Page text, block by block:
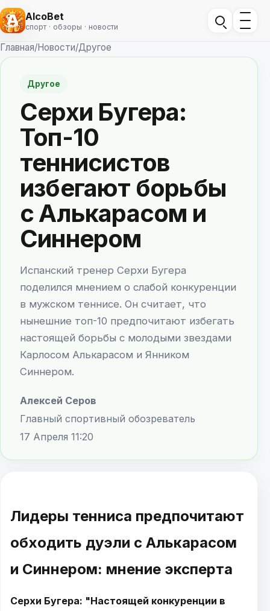
AlcoBet
спорт · обзоры · новости
Главная/Новости/Другое
Другое
Серхи Бугера:
Топ-10
теннисистов
избегают борьбы
с Алькарасом и
Синнером
Испанский тренер Серхи Бугера
поделился мнением о слабой конкуренции
в мужском теннисе. Он считает, что
нынешние топ-10 предпочитают избегать
настоящей борьбы с молодыми звездами
Карлосом Алькарасом и Янником
Синнером.
Алексей Серов
Главный спортивный обозреватель
17 Апреля 11:20
Лидеры тенниса предпочитают
обходить дуэли с Алькарасом
и Синнером: мнение эксперта
Серхи Бугера: "Настоящей конкуренции в